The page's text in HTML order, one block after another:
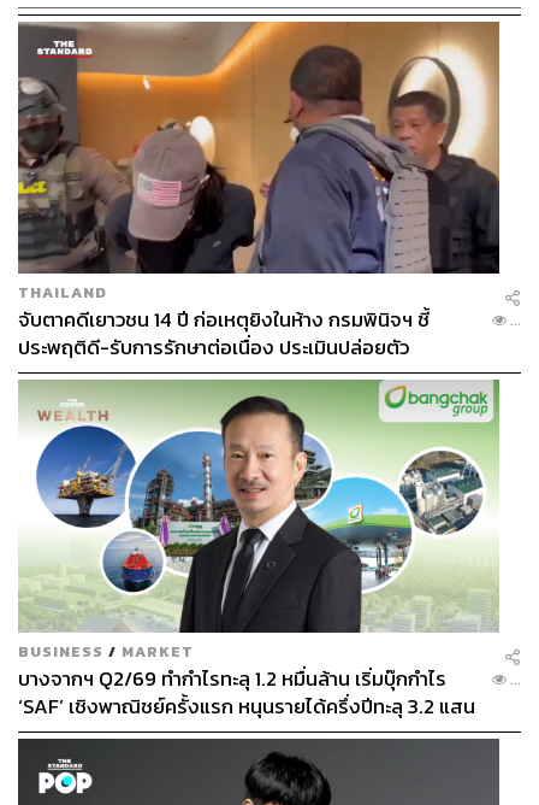
คุณค่าให้กับงาน ซึ่งมีวิธีคิดที่ต่างไปจากเดิมอย่างสิ้นเชิง โดย
HR ต้องเข้าไปวิเคราะห์งานในแต่ละตำแหน่งอย่างละเอียด
ว่า มีส่วนไหนที่เป็นงานเชิงกระบวนการ หรืองานเอกสารซ้ำๆ
ที่ไม่ควรทำเองแล้ว แล้วให้ AI ทำแทน พนักงานจะได้มีเวลา
ไปโฟกัสกับงานที่ต้องใช้ Strategic Thinking และ Critical
Thinking มากขึ้น
กระบวนการนี้เริ่มจากการเปลี่ยนเลนส์มองพนักงานใหม่ จาก
ที่เคยมองแบบ Job-Based ยึดติดกับตำแหน่ง เปลี่ยนมาเป็น
Skill-Based ยึดทักษะเป็นหลัก เพราะในโลกยุคใหม่ งานบาง
อย่างอาจหายไปหรือเปลี่ยนรูปโฉมไปอย่างสิ้นเชิง
ศรินทร์ราได้แชร์กรณีศึกษาการนำ AI มาประยุกต์ใช้กับทีม
HR โดยเริ่มจากการใช้ AI วิเคราะห์ทักษะของคนในองค์กร
เพื่อดูภาพรวมว่าใครมีศักยภาพด้านใดบ้าง ก่อนจะนำมาจัด
กลุ่มและให้พนักงานทำแผนพัฒนาตนเองรายบุคคล
(Individual Development Plan: IDP) ซึ่งเป็นการ Co-create
ร่วมกันว่าพนักงานอยากพัฒนาทักษะไหนเพิ่มเติม โดยอ้างอิง
จากระดับสกิลที่บริษัทต้องการ
สมมติว่าบริษัทตั้งเกณฑ์มาตรฐานไว้ที่ระดับ 4 แต่พนักงาน
ประเมินว่าตัวเองอยู่ในระดับ 2 หรือ 3 ส่วนต่างตรงนี้ก็คือช่อง
ว่างทักษะที่องค์กรจะเข้าไปช่วยสนับสนุนและเติมเต็ม เพื่อ
พัฒนาพนักงานให้เติบโตไปสู่จุดมุ่งหมายที่องค์กรตั้งเป้าไว้
“ยิ่งเรารู้ชัดเจนว่าเข็มทิศของธุรกิจกำลังมุ่งไปทางไหน เราจะ
ยิ่งจัดวางโครงสร้างและเตรียมสกิลที่ใช่ไว้ต้อนรับอนาคตได้
อย่างแม่นยำ”
THAILAND
จับตาคดีเยาวชน 14 ปี ก่อเหตุยิงในห้าง กรมพินิจฯ ชี้
ประพฤติดี-รับการรักษาต่อเนื่อง ประเมินปล่อยตัว
...
BUSINESS / MARKET
บางจากฯ Q2/69 ทำกำไรทะลุ 1.2 หมื่นล้าน เริ่มบุ๊กกำไร
‘SAF’ เชิงพาณิชย์ครั้งแรก หนุนรายได้ครึ่งปีทะลุ 3.2 แสน
ล้าน
...